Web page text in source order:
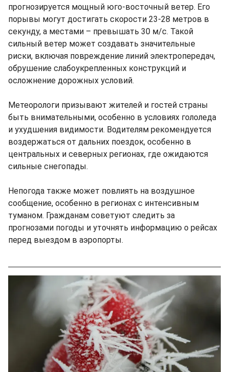
прогнозируется мощный юго-восточный ветер. Его
порывы могут достигать скорости 23-28 метров в
секунду, а местами – превышать 30 м/с. Такой
сильный ветер может создавать значительные
риски, включая повреждение линий электропередач,
обрушение слабоукрепленных конструкций и
осложнение дорожных условий.
Метеорологи призывают жителей и гостей страны
быть внимательными, особенно в условиях гололеда
и ухудшения видимости. Водителям рекомендуется
воздержаться от дальних поездок, особенно в
центральных и северных регионах, где ожидаются
сильные снегопады.
Непогода также может повлиять на воздушное
сообщение, особенно в регионах с интенсивным
туманом. Гражданам советуют следить за
прогнозами погоды и уточнять информацию о рейсах
перед выездом в аэропорты.